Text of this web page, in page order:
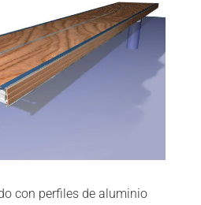
con perfiles de aluminio